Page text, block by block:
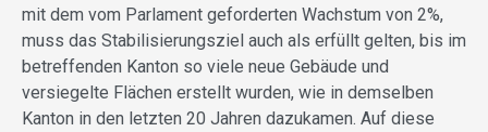
mit dem vom Parlament geforderten Wachstum von 2%,
muss das Stabilisierungsziel auch als erfüllt gelten, bis im
betreffenden Kanton so viele neue Gebäude und
versiegelte Flächen erstellt wurden, wie in demselben
Kanton in den letzten 20 Jahren dazukamen. Auf diese